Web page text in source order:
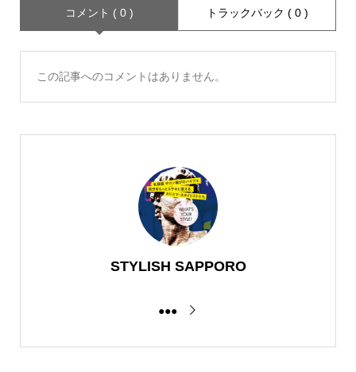
コメント ( 0 ) トラックバック ( 0 )
この記事へのコメントはありません。
STYLISH SAPPORO
●●●